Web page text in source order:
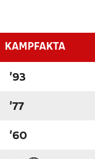
KAMPFAKTA
'93
'77
'60